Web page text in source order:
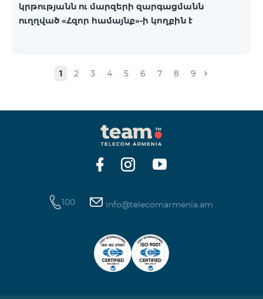
կրթությանն ու մարզերի զարգացմանն
ուղղված «Հզոր համայնք»-ի կողքին է
1 2 3 4 5 6 7 8 9
100 info@telecomarmenia.am